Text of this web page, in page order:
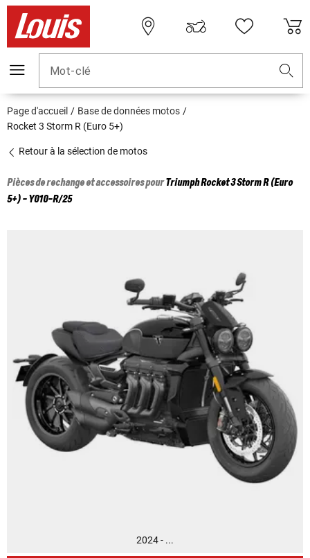
Mot-clé
Page d'accueil
Base de données motos
Rocket 3 Storm R (Euro 5+)
Retour à la sélection de motos
Pièces de rechange et accessoires pourTriumphRocket 3 Storm R (Euro
5+) - Y010-R/25
2024 - ...